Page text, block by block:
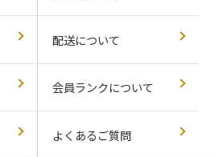
配送について
会員ランクについて
よくあるご質問